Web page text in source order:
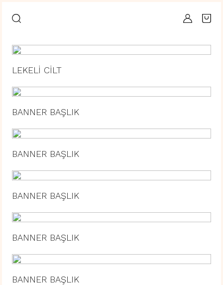
LEKELİ CİLT
BANNER BAŞLIK
BANNER BAŞLIK
BANNER BAŞLIK
BANNER BAŞLIK
BANNER BAŞLIK